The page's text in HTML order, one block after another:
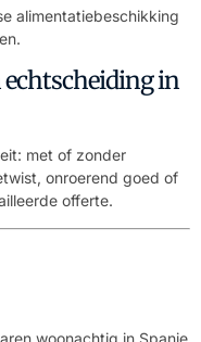
alimentatiebeschikking
echtscheiding in
met of zonder
onroerend goed of
offerte.
woonachtig in Spanje